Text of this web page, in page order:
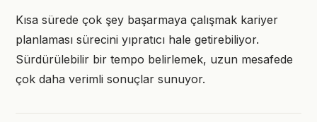
Kısa sürede çok şey başarmaya çalışmak kariyer
planlaması sürecini yıpratıcı hale getirebiliyor.
Sürdürülebilir bir tempo belirlemek, uzun mesafede
çok daha verimli sonuçlar sunuyor.